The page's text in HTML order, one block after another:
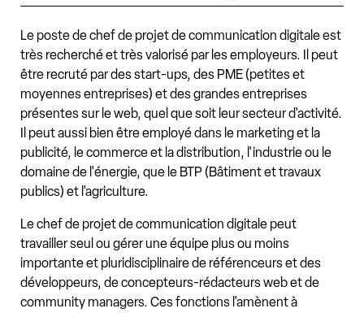
Le poste de chef de projet de communication digitale est
très recherché et très valorisé par les employeurs. Il peut
être recruté par des start-ups, des PME (petites et
moyennes entreprises) et des grandes entreprises
présentes sur le web, quel que soit leur secteur d'activité.
Il peut aussi bien être employé dans le marketing et la
publicité, le commerce et la distribution, l'industrie ou le
domaine de l'énergie, que le BTP (Bâtiment et travaux
publics) et l'agriculture.
Le chef de projet de communication digitale peut
travailler seul ou gérer une équipe plus ou moins
importante et pluridisciplinaire de référenceurs et des
développeurs, de concepteurs-rédacteurs web et de
community managers. Ces fonctions l'amènent à